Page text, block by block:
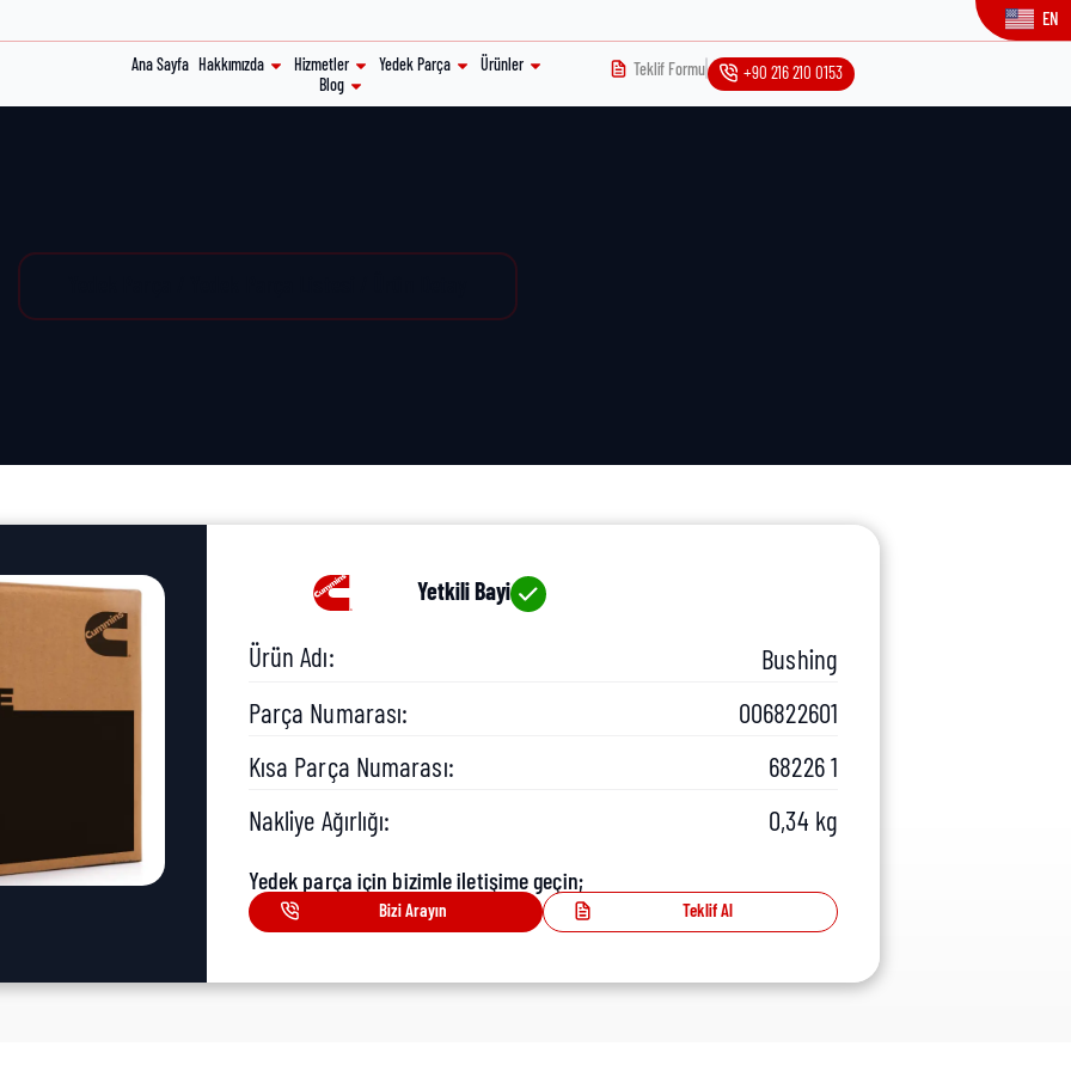
EN
Ana Sayfa Hakkımızda Hizmetler Yedek Parça
Ürünler
Blog
Teklif Formu +90 216 210 0153
Yetkili Bayi
Ürün Adı:
Bushing
Parça Numarası:
006822601
Kısa Parça Numarası:
68226 1
Nakliye Ağırlığı:
0,34 kg
Yedek parça için bizimle iletişime geçin;
Bizi Arayın Teklif Al